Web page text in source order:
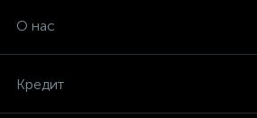
О нас
Кредит